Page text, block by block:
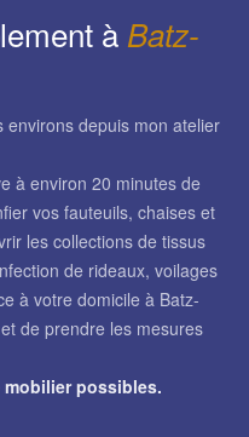
à Batz-
environs depuis mon atelier
à environ 20 minutes de
vos fauteuils, chaises et
les collections de tissus
de rideaux, voilages
à votre domicile à Batz-
de prendre les mesures
possibles.